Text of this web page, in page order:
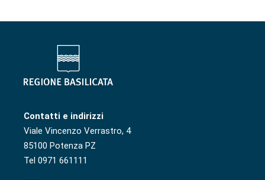
Contatti e indirizzi
Viale Vincenzo Verrastro, 4
85100 Potenza PZ
Tel 0971 661111